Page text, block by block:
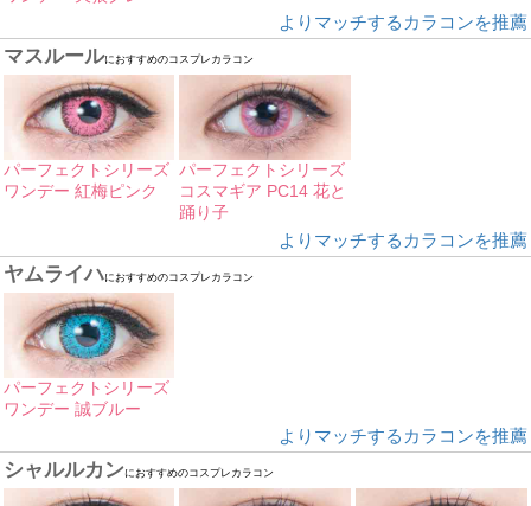
よりマッチするカラコンを推薦
マスルールにおすすめのコスプレカラコン
パーフェクトシリーズ
ワンデー 紅梅ピンク
パーフェクトシリーズ
コスマギア PC14 花と
踊り子
よりマッチするカラコンを推薦
ヤムライハにおすすめのコスプレカラコン
パーフェクトシリーズ
ワンデー 誠ブルー
よりマッチするカラコンを推薦
シャルルカンにおすすめのコスプレカラコン